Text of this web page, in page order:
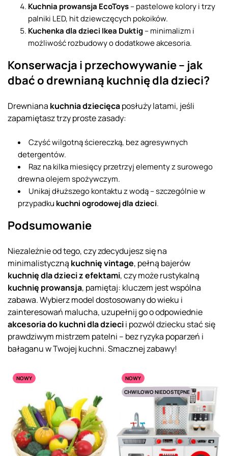
Kuchnia prowansja EcoToys– pastelowe kolory i trzy
palniki LED, hit dziewczęcych pokoików.
Kuchenka dla dzieci Ikea Duktig– minimalizm i
możliwość rozbudowy o dodatkowe akcesoria.
Konserwacja i przechowywanie – jak
dbać o drewnianą kuchnię dla dzieci?
Drewniana kuchnia dziecięcaposłuży latami, jeśli
zapamiętasz trzy proste zasady:
Czyść wilgotną ściereczką, bez agresywnych
detergentów.
Raz na kilka miesięcy przetrzyj elementy z surowego
drewna olejem spożywczym.
Unikaj dłuższego kontaktu z wodą – szczególnie w
przypadku kuchni ogrodowej dla dzieci.
Podsumowanie
Niezależnie od tego, czy zdecydujesz się na
minimalistyczną kuchnię vintage, pełną bajerów
kuchnię dla dzieci z efektami, czy może rustykalną
kuchnię prowansja, pamiętaj: kluczem jest wspólna
zabawa. Wybierz model dostosowany do wieku i
zainteresowań malucha, uzupełnij go o odpowiednie
akcesoria do kuchni dla dziecii pozwól dziecku stać się
prawdziwym mistrzem patelni – bez ryzyka poparzeń i
bałaganu w Twojej kuchni. Smacznej zabawy!
NOWY
NOWY
CHWILOWO NIEDOSTĘPNE